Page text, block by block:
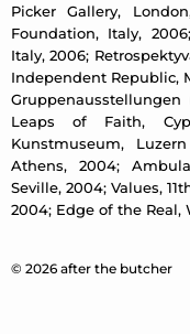
Picker Gallery,
Foundation, Italy,
Italy, 2006;
Independent Republic,
Leaps of Faith,
Kunstmuseum,
Athens, 2004;
Seville, 2004; Values,
2004; Edge of the Real,
© 2026 after the butcher